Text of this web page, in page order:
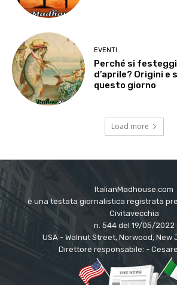
EVENTI
Perché si
d’aprile? Origini
questo giorno
Load more
ItalianMadhouse.com
è una testata giornalistica registrata
Civitavecchia
n. 544 del 19/05/2022
USA - Walnut Street, Norwood, New
Direttore responsabile: -